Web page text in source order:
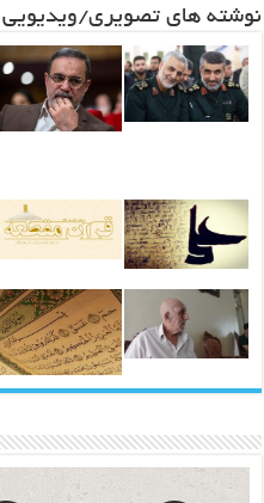
نوشته های تصویری/ویدیویی